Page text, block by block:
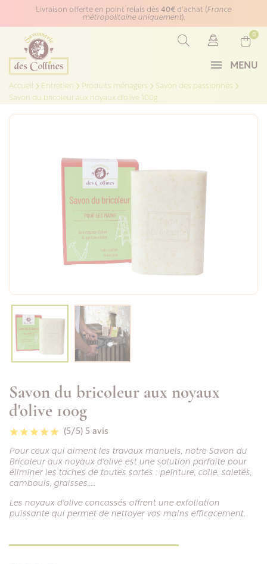
Panneau de gestion des cookies
Livraison offerte en point relais dès 40€ d'achat (France
métropolitaine uniquement).
MENU
0
Accueil Entretien Produits ménagers
Savon des passionnés
Savon du bricoleur aux noyaux d'olive 100g
Savon du bricoleur aux noyaux
d'olive 100g
(5/5) 5 avis
Pour ceux qui aiment les travaux manuels, notre Savon du
Bricoleur aux noyaux d'olive est une solution parfaite pour
éliminer les taches de toutes sortes : peinture, colle, saletés,
cambouis, graisses,….
Les noyaux d'olive concassés offrent une exfoliation
puissante qui permet de nettoyer vos mains efficacement.